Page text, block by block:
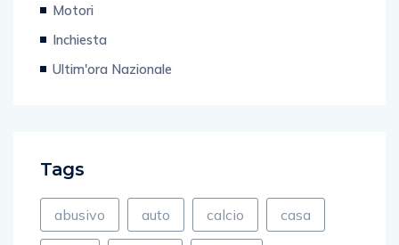
Motori
Inchiesta
Ultim'ora Nazionale
Tags
abusivo auto calcio casa